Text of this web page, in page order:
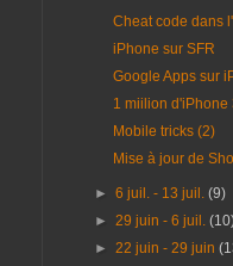
Cheat code dans
iPhone sur SFR
Google Apps sur
1 miilion d'iPhone
Mobile tricks (2)
Mise à jour de
►6 juil. - 13 juil.(9)
►29 juin - 6 juil.
►22 juin - 29 juin